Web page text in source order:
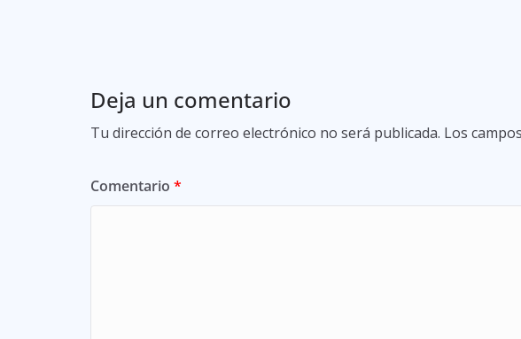
Deja un comentario
Tu dirección de correo electrónico no será publicada. Los
Comentario *